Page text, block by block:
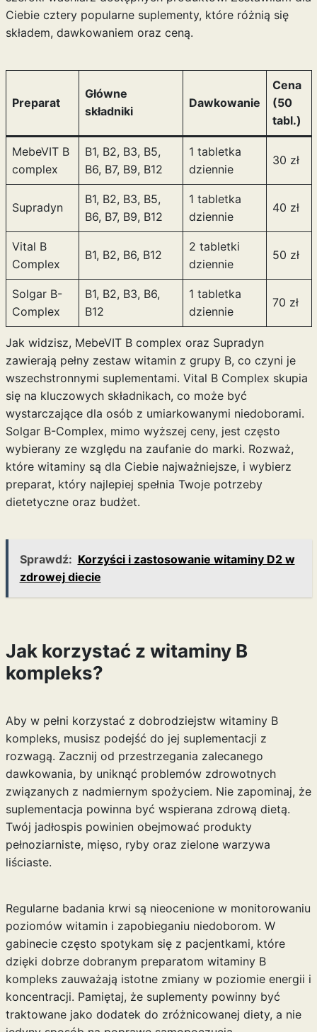
Ciebie cztery popularne suplementy, które różnią się
składem, dawkowaniem oraz ceną.
Preparat
Główne
składniki
Dawkowanie
Cena
(50
tabl.)
MebeVIT B
complex
B1, B2, B3, B5,
B6, B7, B9, B12
1 tabletka
dziennie
30 zł
Supradyn
B1, B2, B3, B5,
B6, B7, B9, B12
1 tabletka
dziennie
40 zł
Vital B
Complex
B1, B2, B6, B12
2 tabletki
dziennie
50 zł
Solgar B-
Complex
B1, B2, B3, B6,
B12
1 tabletka
dziennie
70 zł
Jak widzisz, MebeVIT B complex oraz Supradyn
zawierają pełny zestaw witamin z grupy B, co czyni je
wszechstronnymi suplementami. Vital B Complex skupia
się na kluczowych składnikach, co może być
wystarczające dla osób z umiarkowanymi niedoborami.
Solgar B-Complex, mimo wyższej ceny, jest często
wybierany ze względu na zaufanie do marki. Rozważ,
które witaminy są dla Ciebie najważniejsze, i wybierz
preparat, który najlepiej spełnia Twoje potrzeby
dietetyczne oraz budżet.
Sprawdź: Korzyści i zastosowanie witaminy D2 w
zdrowej diecie
Jak korzystać z witaminy B
kompleks?
Aby w pełni korzystać z dobrodziejstw witaminy B
kompleks, musisz podejść do jej suplementacji z
rozwagą. Zacznij od przestrzegania zalecanego
dawkowania, by uniknąć problemów zdrowotnych
związanych z nadmiernym spożyciem. Nie zapominaj, że
suplementacja powinna być wspierana zdrową dietą.
Twój jadłospis powinien obejmować produkty
pełnoziarniste, mięso, ryby oraz zielone warzywa
liściaste.
Regularne badania krwi są nieocenione w monitorowaniu
poziomów witamin i zapobieganiu niedoborom. W
gabinecie często spotykam się z pacjentkami, które
dzięki dobrze dobranym preparatom witaminy B
kompleks zauważają istotne zmiany w poziomie energii i
koncentracji. Pamiętaj, że suplementy powinny być
traktowane jako dodatek do zróżnicowanej diety, a nie